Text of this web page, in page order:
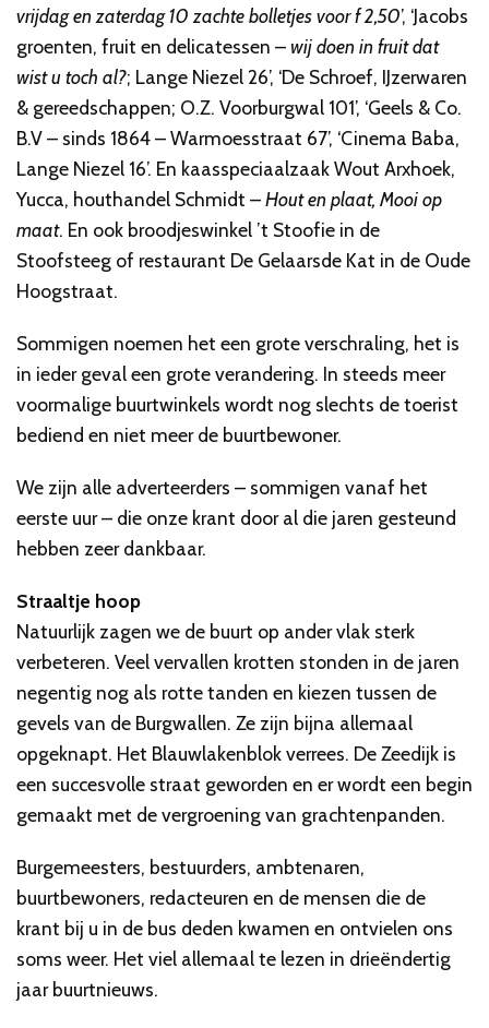
vrijdag en zaterdag 10 zachte bolletjes voor f 2,50’, ‘Jacobs
groenten, fruit en delicatessen –wij doen in fruit dat
wist u toch al?; Lange Niezel 26’, ‘De Schroef, IJzerwaren
& gereedschappen; O.Z. Voorburgwal 101’, ‘Geels & Co.
B.V – sinds 1864 – Warmoesstraat 67’, ‘Cinema Baba,
Lange Niezel 16’. En kaasspeciaalzaak Wout Arxhoek,
Yucca, houthandel Schmidt –Hout en plaat, Mooi op
maat. En ook broodjeswinkel ’t Stoofie in de
Stoofsteeg of restaurant De Gelaarsde Kat in de Oude
Hoogstraat.
Sommigen noemen het een grote verschraling, het is
in ieder geval een grote verandering. In steeds meer
voormalige buurtwinkels wordt nog slechts de toerist
bediend en niet meer de buurtbewoner.
We zijn alle adverteerders – sommigen vanaf het
eerste uur – die onze krant door al die jaren gesteund
hebben zeer dankbaar.
Straaltje hoop
Natuurlijk zagen we de buurt op ander vlak sterk
verbeteren. Veel vervallen krotten stonden in de jaren
negentig nog als rotte tanden en kiezen tussen de
gevels van de Burgwallen. Ze zijn bijna allemaal
opgeknapt. Het Blauwlakenblok verrees. De Zeedijk is
een succesvolle straat geworden en er wordt een begin
gemaakt met de vergroening van grachtenpanden.
Burgemeesters, bestuurders, ambtenaren,
buurtbewoners, redacteuren en de mensen die de
krant bij u in de bus deden kwamen en ontvielen ons
soms weer. Het viel allemaal te lezen in drieëndertig
jaar buurtnieuws.